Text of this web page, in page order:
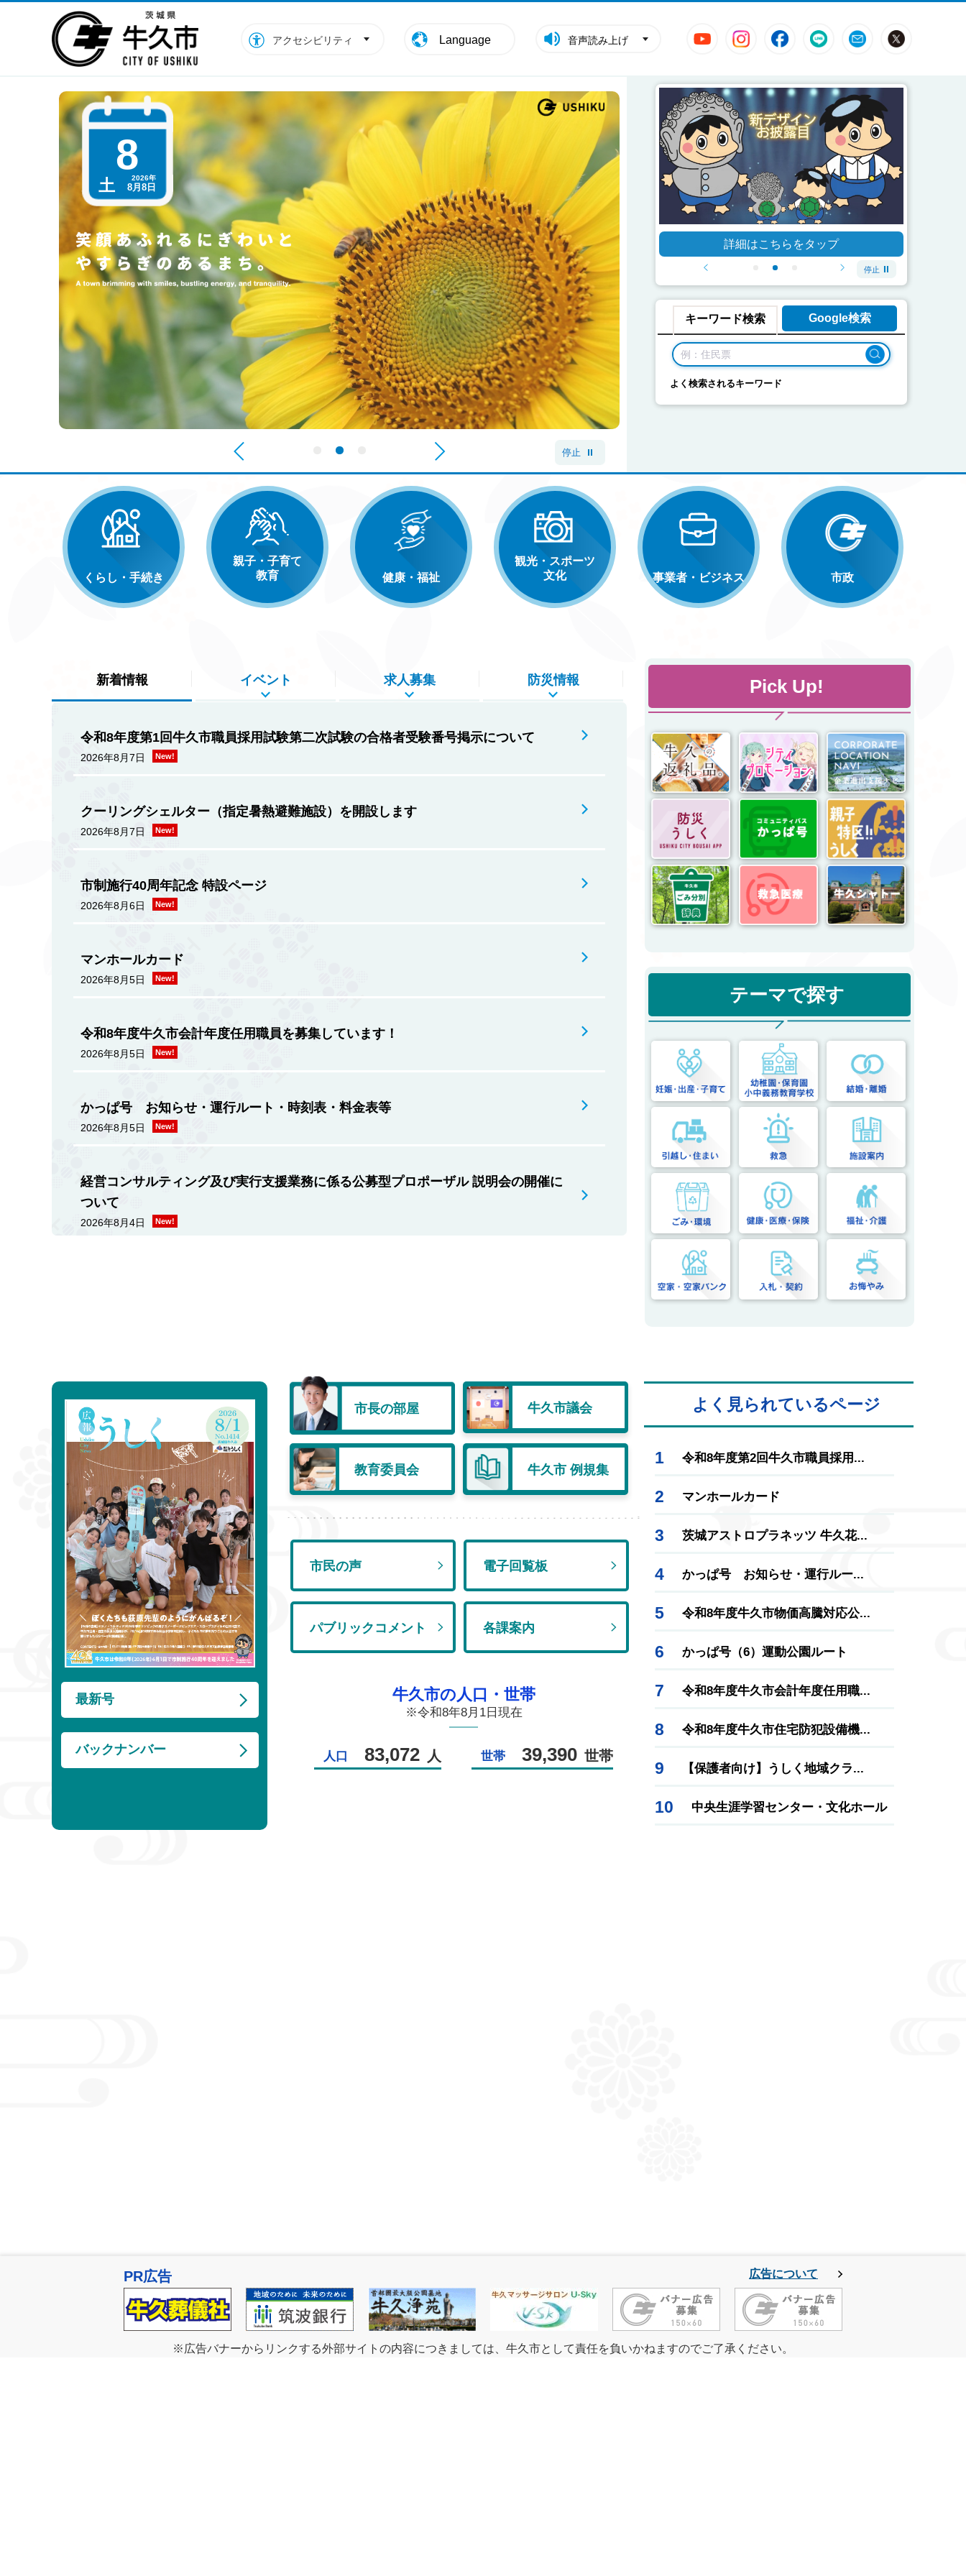
アクセシビリティ Language 音声読み上げ
YouTube InstagramFacebookLINE Mail
停止
詳細はこちらをタップ
詳細はこちらをタップ
詳細はこちらをタップ
次へ
1番目を表示3番目を表示
停止
1番目を表示
8
土 2026年
8月8日
キーワード検索 Google検索
よく検索されるキーワード
くらし・手続き
親子・子育て
教育
健康・福祉
観光・スポーツ
文化
事業者・ビジネス 市政
新着情報 イベント 求人募集 防災情報
令和8年度第1回牛久市職員採用試験第二次試験の合格者受験番号掲示について
2026年8月7日 New!
クーリングシェルター（指定暑熱避難施設）を開設します
2026年8月7日 New!
市制施行40周年記念 特設ページ
2026年8月6日 New!
マンホールカード
2026年8月5日 New!
令和8年度牛久市会計年度任用職員を募集しています！
2026年8月5日 New!
かっぱ号 お知らせ・運行ルート・時刻表・料金表等
2026年8月5日 New!
経営コンサルティング及び実行支援業務に係る公募型プロポーザル 説明会の開催に
ついて
2026年8月4日 New!
第17回かっぱ落語会
2026年8月1日 New!
一覧を見る
Pick Up!
テーマで探す
妊娠・出産・子育て
引越し・住まい
ごみ・環境 健康・医療・保険
空家・空家バンク 入札・契約
最新号
バックナンバー
市長の部屋 牛久市議会
教育委員会 牛久市 例規集
市民の声 電子回覧板
パブリックコメント 各課案内
牛久市の人口・世帯
※令和8年8月1日現在
人口 83,072 人 世帯 39,390 世帯
よく見られているページ
1 令和8年度第2回牛久市職員採用...
2 マンホールカード
3 茨城アストロプラネッツ 牛久花...
4 かっぱ号 お知らせ・運行ルー...
5 令和8年度牛久市物価高騰対応公...
6 かっぱ号（6）運動公園ルート
7 令和8年度牛久市会計年度任用職...
8 令和8年度牛久市住宅防犯設備機...
9 【保護者向け】うしく地域クラ...
10 中央生涯学習センター・文化ホール
PR広告 広告について
※広告バナーからリンクする外部サイトの内容につきましては、牛久市として責任を負いかねますのでご了承ください。